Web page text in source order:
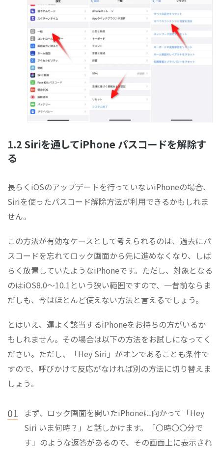
1.2 Siriを通してiPhone パスコードを解除す
る
長らくiOSのアップデートを行っていないiPhoneの場合、
Siriを使ったパスコード解除方法が利用できるかもしれま
せん。
この方法が有効なケースとして考えられるのは、過去にパ
スコードを忘れてロック画面から先に進めなくなり、しば
らく放置していたようなiPhoneです。ただし、対象となる
のはiOS8.0～10.1という狭い範囲ですので、一昔前ならま
だしも、今はほとんど使えない方法と言えるでしょう。
とはいえ、運よく該当するiPhoneをお持ちの方がいるか
もしれません。その場合は以下の方法をお試しになってく
ださい。ただし、「Hey Siri」がオンであることも条件で
すので、呼びかけて反応がなければ別の方法に切り替えま
しょう。
01
まず、ロック画面を開いたiPhoneに向かって「Hey
Siri いま何時？」と話しかけます。「〇時〇〇分で
す」のような返答があるので、その画面上に表示され